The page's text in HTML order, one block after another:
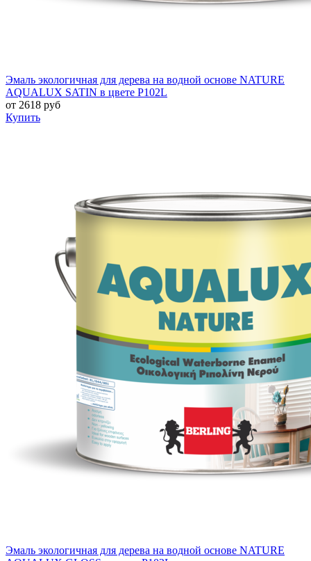
Эмаль экологичная для дерева на водной основе NATURE
AQUALUX SATIN в цвете P102L
от 2618 руб
Купить
Эмаль экологичная для дерева на водной основе NATURE